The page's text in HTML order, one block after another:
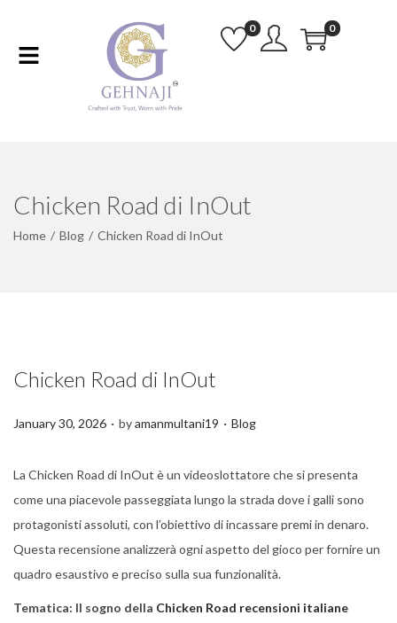
0 0
Chicken Road di InOut
Home / Blog / Chicken Road di InOut
Chicken Road di InOut
P
s
t
e
d
o
January 30, 2026 . byamanmultani19 . P
s
t
e
d
i
Blog
La Chicken Road di InOut è un videoslottatore che si presenta
come una piacevole passeggiata lungo la strada dove i galli sono
protagonisti assoluti, con l’obiettivo di incassare premi in denaro.
Questa recensione analizzerà ogni aspetto del gioco per fornire un
quadro esaustivo e preciso sulla sua funzionalità.
Tematica: Il sogno della Chicken Road recensioni italiane